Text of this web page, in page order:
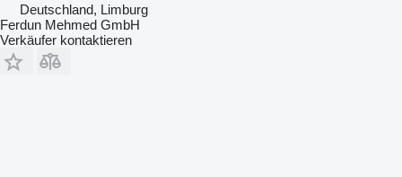
Deutschland, Limburg
Ferdun Mehmed GmbH
Verkäufer kontaktieren